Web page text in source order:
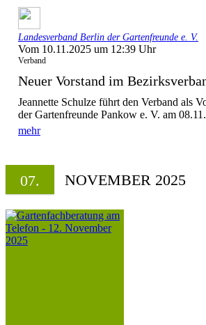
Landesverband Berlin der Gartenfreunde e. V.
Vom 10.11.2025 um 12:39 Uhr
Verband
Neuer Vorstand im
Jeannette Schulze führt den Verband als
der Gartenfreunde Pankow e. V. am
mehr
07. NOVEMBER 2025